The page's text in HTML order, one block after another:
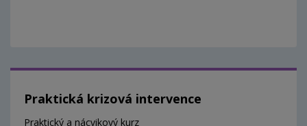
Praktická krizová intervence
Praktický a nácvikový kurz